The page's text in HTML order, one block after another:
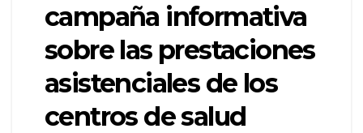
campaña informativa
sobre las prestaciones
asistenciales de los
centros de salud